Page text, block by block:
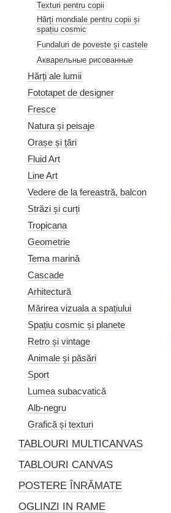
Texturi pentru copii
Hărți mondiale pentru copii și
spațiu cosmic
Fundaluri de poveste și castele
Акварельные рисованные
Hărți ale lumii
Fototapet de designer
Fresce
Natura și peisaje
Orașe și țări
Fluid Art
Line Art
Vedere de la fereastră, balcon
Străzi și curți
Tropicana
Geometrie
Tema marină
Cascade
Arhitectură
Mărirea vizuala a spațiului
Spațiu cosmic și planete
Retro și vintage
Animale și păsări
Sport
Lumea subacvatică
Alb-negru
Grafică și texturi
TABLOURI MULTICANVAS
TABLOURI CANVAS
POSTERE ÎNRĂMATE
OGLINZI IN RAME